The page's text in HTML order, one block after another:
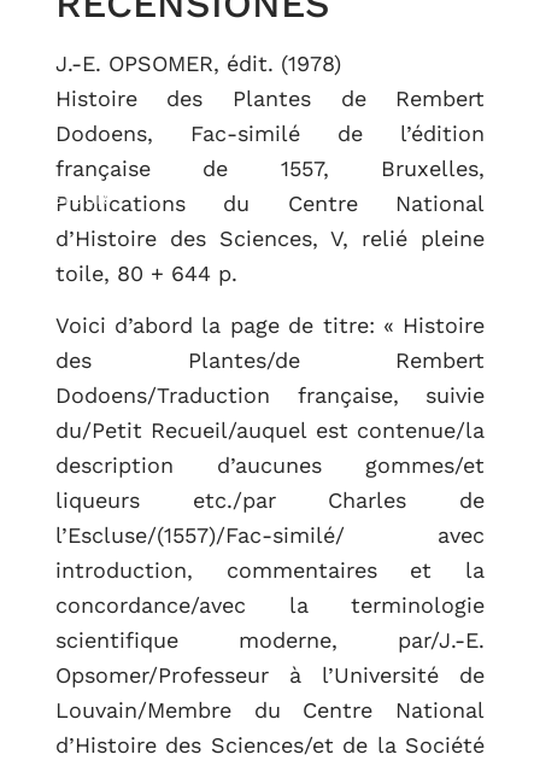
RETOUR
J.-E. OPSOMER, édit. (1978)
Histoire des Plantes de Rembert
Dodoens, Fac-similé de l’édition
française de 1557, Bruxelles,
Publications du Centre National
d’Histoire des Sciences, V, relié pleine
toile, 80 + 644 p.
Voici d’abord la page de titre: « Histoire
des Plantes/de Rembert
Dodoens/Traduction française, suivie
du/Petit Recueil/auquel est contenue/la
description d’aucunes gommes/et
liqueurs etc./par Charles de
l’Escluse/(1557)/Fac-similé/ avec
introduction, commentaires et la
concordance/avec la terminologie
scientifique moderne, par/J.-E.
Opsomer/Professeur à l’Université de
Louvain/Membre du Centre National
d’Histoire des Sciences/et de la Société